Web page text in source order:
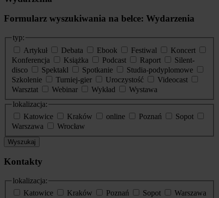
Formularz wyszukiwania na belce: Wydarzenia
typ:
Artykuł
Debata Ebook Festiwal
Koncert
Konferencja
Książka Podcast Raport
Silent-
disco
Spektakl Spotkanie
Studia-podyplomowe
Szkolenie
Turniej-gier Uroczystość
Videocast
Warsztat
Webinar Wykład
Wystawa
lokalizacja:
Katowice
Kraków online Poznań
Sopot
Warszawa
Wrocław
Wyszukaj
Kontakty
lokalizacja:
Katowice
Kraków Poznań Sopot
Warszawa